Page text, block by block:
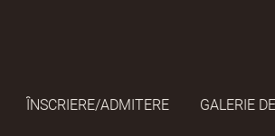
ÎNSCRIERE/ADMITERE GALERIE